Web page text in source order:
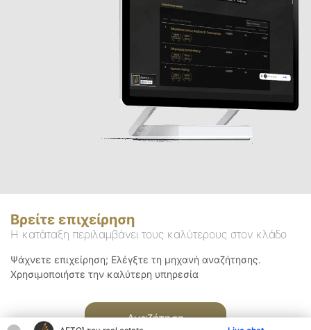
Βρείτε επιχείρηση
Η κατάταξη περιλαμβάνει τους καλύτερους στον κλάδο
Ψάχνετε επιχείρηση; Ελέγξτε τη μηχανή αναζήτησης.
Χρησιμοποιήστε την καλύτερη υπηρεσία
Αναζήτηση